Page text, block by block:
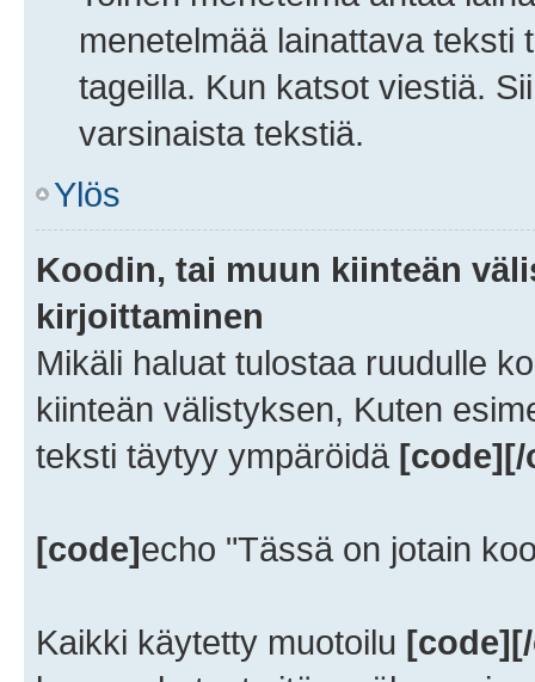
menetelmää lainattava teksti
tageilla. Kun katsot viestiä.
varsinaista tekstiä.
Ylös
Koodin, tai muun kiinteän
kirjoittaminen
Mikäli haluat tulostaa ruudulle
kiinteän välistyksen, Kuten
teksti täytyy ympäröidä [code][/
[code]echo "Tässä on jotain
Kaikki käytetty muotoilu